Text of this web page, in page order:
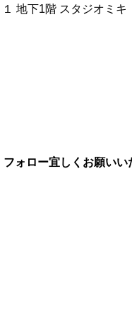
地下1階 スタジオミキ
ォロー宜しくお願いい